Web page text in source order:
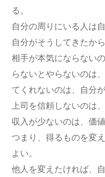
る。
自分の周りにいる人は
自分がそうしてきたから
相手が本気にならない
らないとやらないのは
てくれないのは、自分
上司を信頼しないのは
収入が少ないのは、価
つまり、得るものを変
よい。
他人を変えたければ、